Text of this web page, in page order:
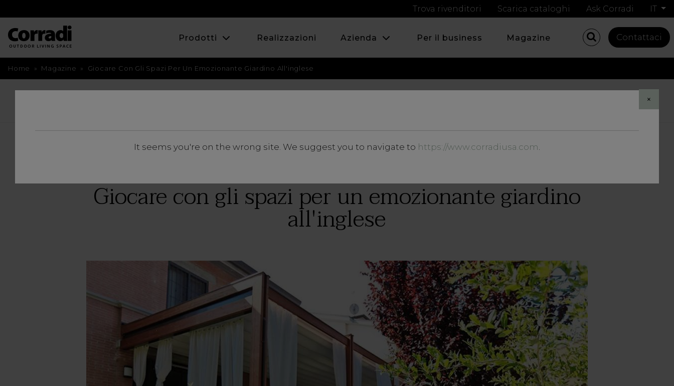
×
It seems you're on the wrong site. We suggest you to navigate to https://www.corradiusa.com.
Trova rivenditori Scarica cataloghi Ask Corradi IT
Prodotti Realizzazioni Azienda Per il business Magazine Contattaci
Home » Magazine » Giocare Con Gli Spazi Per Un Emozionante Giardino All'inglese
Giocare con gli spazi per un emozionante giardino
all'inglese